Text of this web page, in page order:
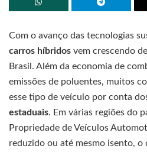
Com o avanço das tecnologias
carros híbridos vem crescendo
Brasil. Além da economia de
emissões de poluentes, muitos
esse tipo de veículo por conta
estaduais. Em várias regiões do
Propriedade de Veículos
reduzido ou até mesmo isento, o